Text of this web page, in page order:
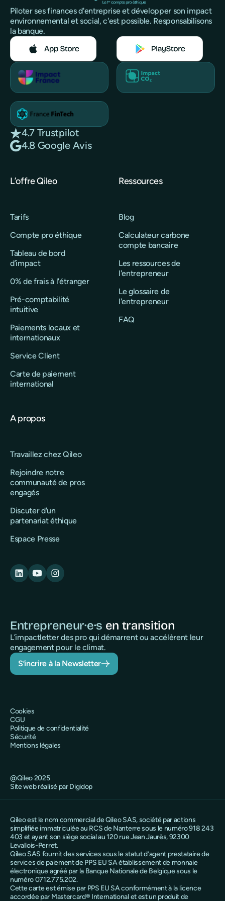
Piloter ses finances d'entreprise et développer son impact
environnemental et social, c'est possible. Responsabilisons
la banque.
4.7 Trustpilot
4.8 Google Avis
L’offre Qileo
Tarifs
Compte pro éthique
Tableau de bord
d’impact
0% de frais à l'étranger
Pré-comptabilité
intuitive
Paiements locaux et
internationaux
Service Client
Carte de paiement
international
Ressources
Blog
Calculateur carbone
compte bancaire
Les ressources de
l'entrepreneur
Le glossaire de
l'entrepreneur
FAQ
A propos
Travaillez chez Qileo
Rejoindre notre
communauté de pros
engagés
Discuter d'un
partenariat éthique
Espace Presse
Entrepreneur·e·s en transition
L’impactletter des pro qui démarrent ou accélèrent leur
engagement pour le climat.
S’incrire à la Newsletter
@Qileo 2025
Site web réalisé par Digidop
Cookies
CGU
Politique de confidentialité
Sécurité
Mentions légales
Qileo est le nom commercial de Qileo SAS, société par actions
simplifiée immatriculée au RCS de Nanterre sous le numéro 918 243
403 et ayant son siège social au 120 rue Jean Jaurès, 92300
Levallois-Perret.
Qileo SAS fournit des services sous le statut d’agent prestataire de
services de paiement de PPS EU SA établissement de monnaie
électronique agréé par la Banque Nationale de Belgique sous le
numéro 0712.775.202.
Cette carte est émise par PPS EU SA conformément à la licence
accordée par Mastercard® International et est un produit de